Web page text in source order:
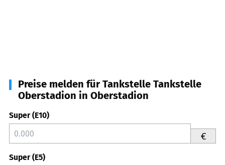
Preise melden für Tankstelle Tankstelle
Oberstadion in Oberstadion
Super (E10)
€
Super (E5)